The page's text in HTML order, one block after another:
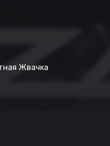
Жвачка